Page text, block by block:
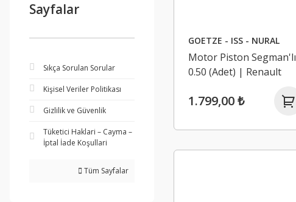
Sayfalar
Sıkça Sorulan Sorular
Kişisel Veriler Politikası
Gizlilik ve Güvenlik
Tüketici Haklari – Cayma –
İptal İade Koşullari
Tüm Sayfalar
GOETZE - ISS - NURAL
Motor Piston Segman'lı
0.50 (Adet) | Renault
2, Modus 1.4 16V
1.799,00 ₺